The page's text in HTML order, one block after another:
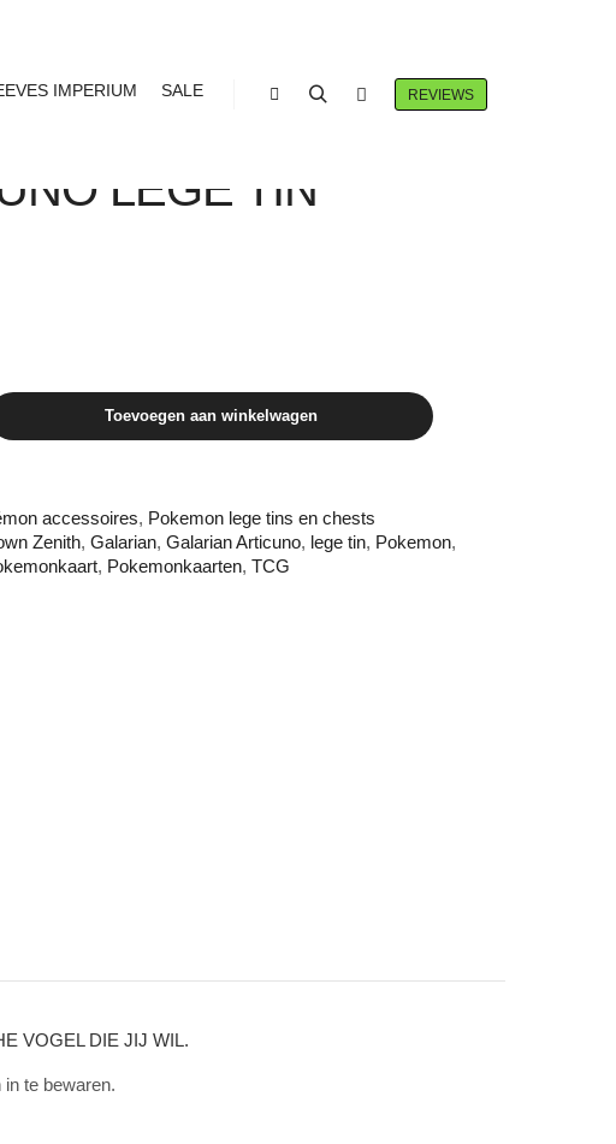
IMPERIUM SALE REVIEWS
LEGE TIN
Toevoegen aan winkelwagen
accessoires, Pokemon lege tins en chests
Zenith,Galarian,Galarian Articuno, lege tin, Pokemon,
, Pokemonkaarten,TCG
VOGEL DIE JIJ WIL.
in te bewaren.